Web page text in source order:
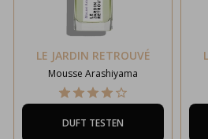
LE JARDIN RETROUVÉ
Mousse Arashiyama
DUFT TESTEN